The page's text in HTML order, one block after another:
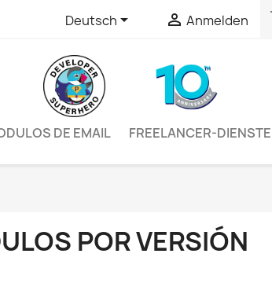
Deutsch  Anmelden
DE EMAIL FREELANCER-
POR VERSIÓN